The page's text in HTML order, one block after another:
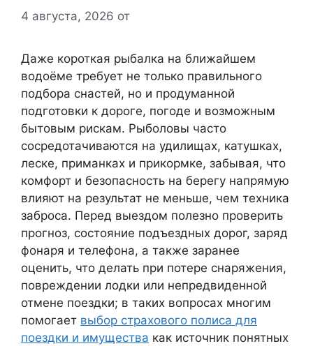
4 августа, 2026 от
Даже короткая рыбалка на ближайшем
водоёме требует не только правильного
подбора снастей, но и продуманной
подготовки к дороге, погоде и возможным
бытовым рискам. Рыболовы часто
сосредотачиваются на удилищах, катушках,
леске, приманках и прикормке, забывая, что
комфорт и безопасность на берегу напрямую
влияют на результат не меньше, чем техника
заброса. Перед выездом полезно проверить
прогноз, состояние подъездных дорог, заряд
фонаря и телефона, а также заранее
оценить, что делать при потере снаряжения,
повреждении лодки или непредвиденной
отмене поездки; в таких вопросах многим
помогает выбор страхового полиса для
поездки и имущества как источник понятных